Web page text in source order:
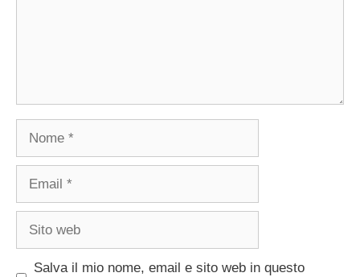
Nome
Email
Sito
Salva il mio nome, email e sito web in questo